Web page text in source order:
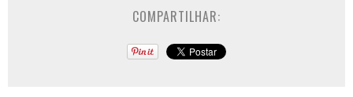
COMPARTILHAR: